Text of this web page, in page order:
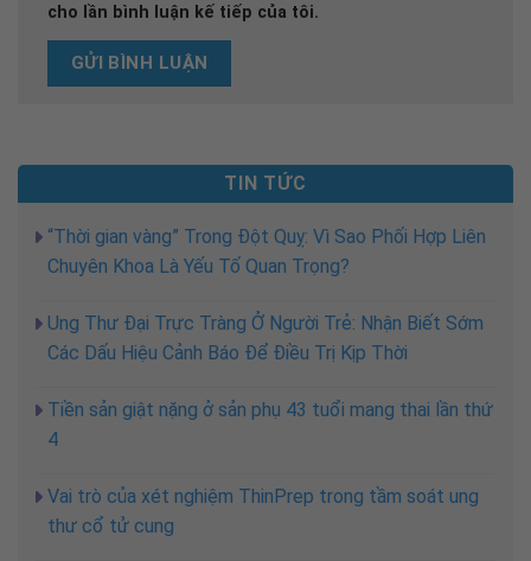
cho lần bình luận kế tiếp của tôi.
TIN TỨC
“Thời gian vàng” Trong Đột Quỵ: Vì Sao Phối Hợp Liên
Chuyên Khoa Là Yếu Tố Quan Trọng?
Ung Thư Đại Trực Tràng Ở Người Trẻ: Nhận Biết Sớm
Các Dấu Hiệu Cảnh Báo Để Điều Trị Kịp Thời
Tiền sản giật nặng ở sản phụ 43 tuổi mang thai lần thứ
4
Vai trò của xét nghiệm ThinPrep trong tầm soát ung
thư cổ tử cung